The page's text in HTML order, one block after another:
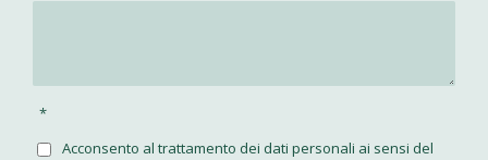
*
Acconsento al trattamento dei dati personali ai sensi del